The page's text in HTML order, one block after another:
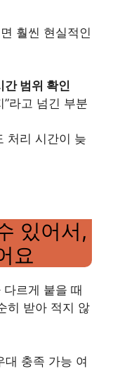
훨씬 현실적인
범위 확인
라고 넘긴 부분
처리 시간이 늦
있어서,
요
르게 붙을 때
히 받아 적지 않
충족 가능 여